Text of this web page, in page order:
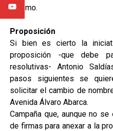
turismo.
Proposición
Si bien es cierto la
proposición -que debe
resolutivas- Antonio
pasos siguientes se
solicitar el cambio de
Avenida Álvaro Abarca.
Campaña que, aunque no
de firmas para anexar a la